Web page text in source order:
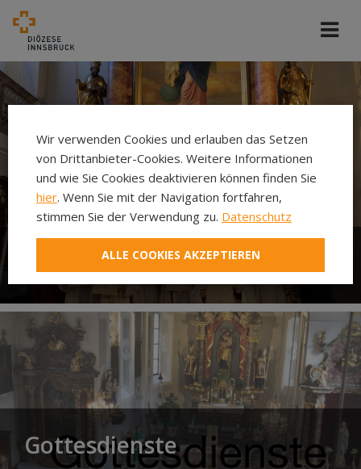
Ministrieren
Gottesdienste
Wir verwenden Cookies und erlauben das Setzen
von Drittanbieter-Cookies. Weitere Informationen
und wie Sie Cookies deaktivieren können finden Sie
hier. Wenn Sie mit der Navigation fortfahren,
stimmen Sie der Verwendung zu. Datenschutz
ALLE COOKIES AKZEPTIEREN